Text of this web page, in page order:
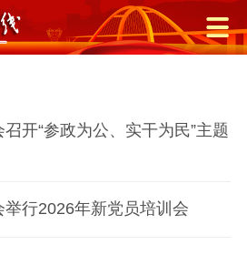
开“参政为公、实干为民”主题
行2026年新党员培训会